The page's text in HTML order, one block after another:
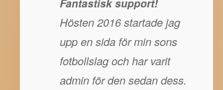
Fantastisk support!
Hösten 2016 startade jag
upp en sida för min sons
fotbollslag och har varit
admin för den sedan dess.